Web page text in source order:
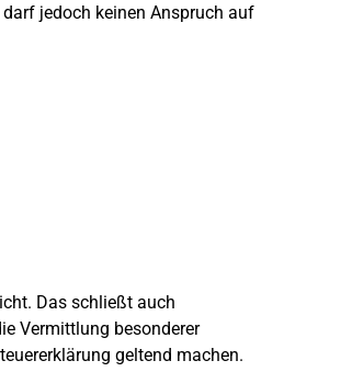
jedoch keinen Anspruch auf
Das schließt auch
Vermittlung besonderer
geltend machen.